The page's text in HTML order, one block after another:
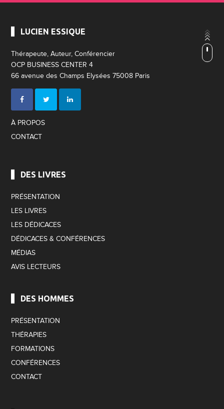
LUCIEN ESSIQUE
Thérapeute, Auteur, Conférencier
OCP BUSINESS CENTER 4
66 avenue des Champs Elysées 75008 Paris
À PROPOS
CONTACT
DES LIVRES
PRÉSENTATION
LES LIVRES
LES DÉDICACES
DÉDICACES & CONFÉRENCES
MÉDIAS
AVIS LECTEURS
DES HOMMES
PRÉSENTATION
THÉRAPIES
FORMATIONS
CONFÉRENCES
CONTACT